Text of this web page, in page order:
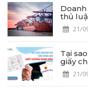
thủ
21/
Tại
giấy
21/